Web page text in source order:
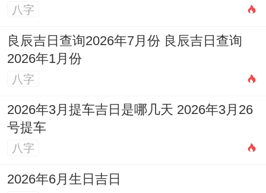
2026年11月17日星期二
农历:二零二六年十月初九 属羊
岁次:丙午年己亥月丁酉日岁煞东
甲子五行:火 十二神：成执位 值神：明堂
（黄道日）
彭祖百忌：丁不剃头 酉不宴客
相冲:羊日冲（辛卯）兔 今日胎神:门仓库，
八字
良辰吉日查询2026年7月份 良辰吉日查询
2026年1月份
八字
2026年3月提车吉日是哪几天 2026年3月26
号提车
八字
2026年6月生日吉日